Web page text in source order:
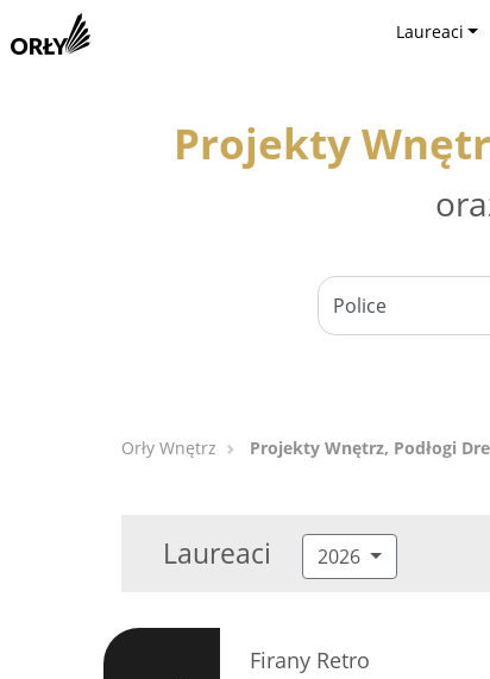
Laureaci
Projekty
Orły Wnętrz Projekty Wnętrz, Podłogi
Laureaci 2026
Firany Retro